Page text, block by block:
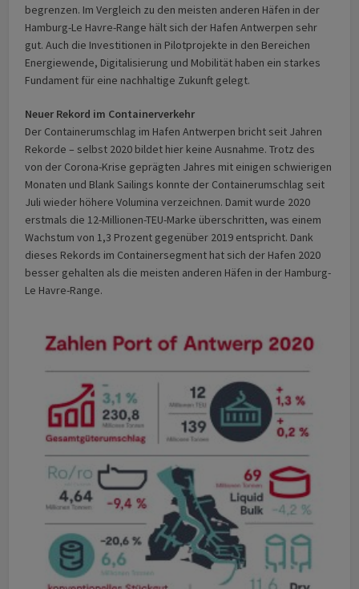
begrenzen. Im Vergleich zu den meisten anderen Häfen in der
Hamburg-Le Havre-Range hält sich der Hafen Antwerpen sehr
gut. Auch die Investitionen in Pilotprojekte in den Bereichen
Energiewende, Digitalisierung und Mobilität haben ein starkes
Fundament für eine nachhaltige Zukunft gelegt.
Neuer Rekord im Containerverkehr
Der Containerumschlag im Hafen Antwerpen bricht seit Jahren
Rekorde – selbst 2020 bildet hier keine Ausnahme. Trotz des
von der Corona-Krise geprägten Jahres mit einigen schwierigen
Monaten und Blank Sailings konnte der Containerumschlag seit
Juli wieder höhere Volumina verzeichnen. Damit wurde 2020
erstmals die 12-Millionen-TEU-Marke überschritten, was einem
Wachstum von 1,3 Prozent gegenüber 2019 entspricht. Dank
dieses Rekords im Containersegment hat sich der Hafen 2020
besser gehalten als die meisten anderen Häfen in der Hamburg-
Le Havre-Range.